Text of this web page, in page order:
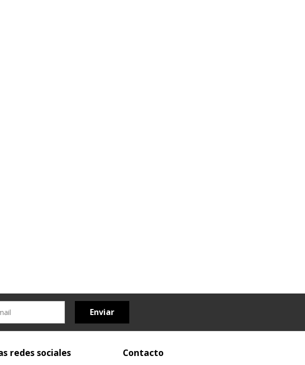
Enviar
redes sociales Contacto